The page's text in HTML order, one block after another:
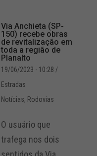
Via Anchieta (SP-
150) recebe obras
de revitalização em
toda a região de
Planalto
19/06/2023 - 10:28 /
Estradas
Notícias, Rodovias
O usuário que
trafega nos dois